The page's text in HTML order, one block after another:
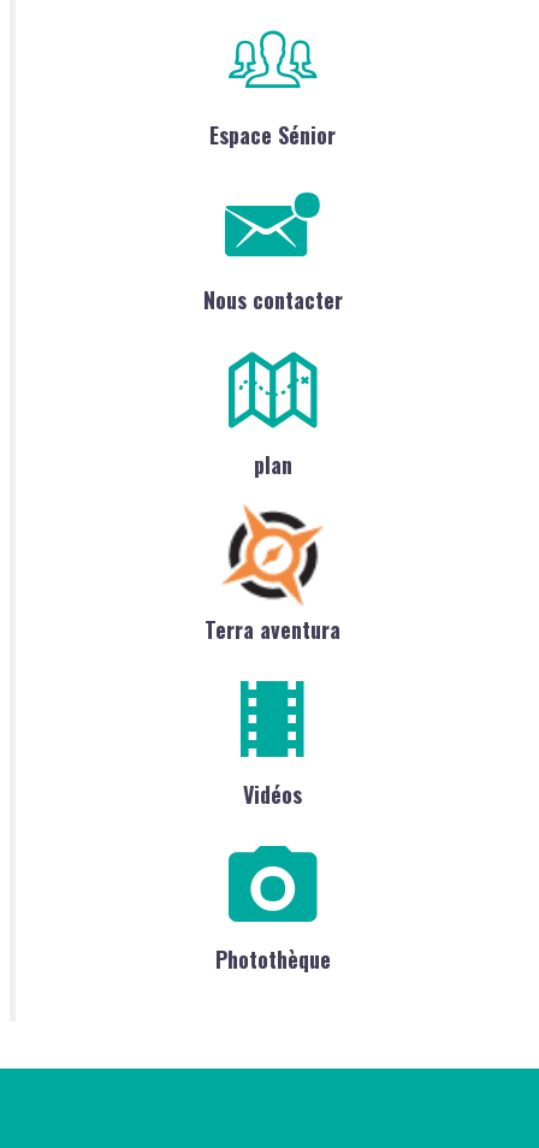
Espace Sénior
Nous contacter
plan
Terra aventura
Vidéos
Photothèque